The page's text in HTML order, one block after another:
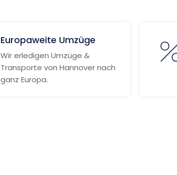
Europaweite Umzüge
Wir erledigen Umzüge &
Transporte von Hannover nach
ganz Europa.